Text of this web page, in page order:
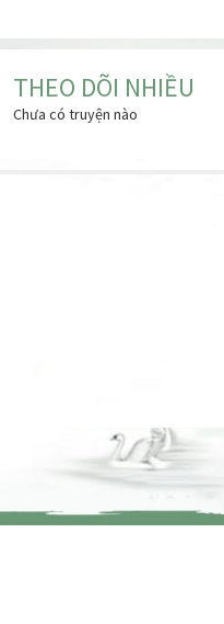
THEO DÕI NHIỀU
Chưa có truyện nào